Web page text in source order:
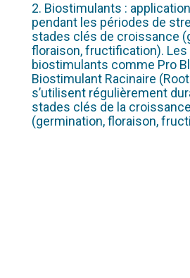
2. Biostimulants :
pendant les périodes de
stades clés de croissance
floraison, fructification). Les
biostimulants comme Pro
Biostimulant Racinaire
s’utilisent régulièrement
stades clés de la
(germination, floraison,